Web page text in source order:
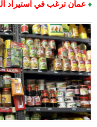
♦ عمان ترغب في استيراد